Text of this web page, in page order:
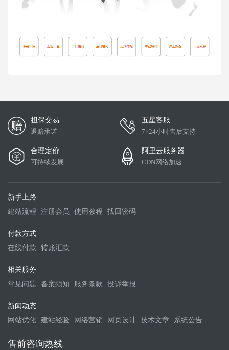
担保交易
退赔承诺
五星客服
7×24小时售后支持
合理定价
可持续发展
阿里云服务器
CDN网络加速
新手上路
建站流程
注册会员 使用教程 找回密码
付款方式
在线付款
转账汇款
相关服务
常见问题
备案须知 服务条款 投诉举报
新闻动态
网站优化 建站经验 网络营销 网页设计 技术文章 系统公告
售前咨询热线